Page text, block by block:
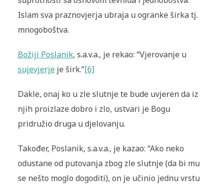
Islam sva praznovjerja ubraja u ogranke širka tj.
mnogoboštva.
Božiji Poslanik, s.a.v.a., je rekao: “Vjerovanje u
sujevjerjeje širk.”[6]
Dakle, onaj ko u zle slutnje te bude uvjeren da iz
njih proizlaze dobro i zlo, ustvari je Bogu
pridružio druga u djelovanju.
Također, Poslanik, s.a.v.a., je kazao: “Ako neko
odustane od putovanja zbog zle slutnje (da bi mu
se nešto moglo dogoditi), on je učinio jednu vrstu